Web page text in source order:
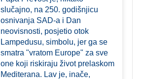
slučajno, na 250. godišnjicu
osnivanja SAD-a i Dan
neovisnosti, posjetio otok
Lampedusu, simbolu, jer ga se
smatra "vratom Europe" za sve
one koji riskiraju život prelaskom
Mediterana. Lav je, inače,